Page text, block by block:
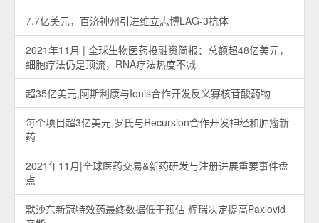
7.7亿美元，百济神州引进维立志博LAG-3抗体
2021年11月 | 全球生物医药投融资简报：总额超48亿美元，
细胞疗法仍是顶流，RNA疗法热度不减
超35亿美元,阿斯利康与Ionis合作开发反义寡核苷酸药物
每个项目超3亿美元,罗氏与Recursion合作开发神经和肿瘤新
药
2021年11月|全球医药交易&新药研发与注册进展重要事件盘
点
默沙东新冠特效药最终数据低于预估 辉瑞决定提高Paxlovid